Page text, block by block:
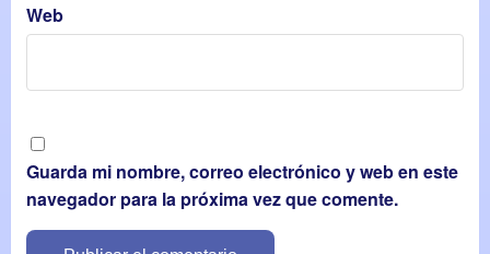
Web
Guarda mi nombre, correo electrónico y web en este
navegador para la próxima vez que comente.